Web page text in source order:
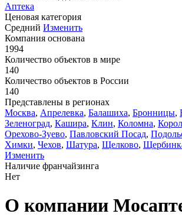
Аптека
Ценовая категория
Средний Изменить
Компания основана
1994
Количество объектов в мире
140
Количество объектов в России
140
Представлены в регионах
Москва, Апрелевка, Балашиха, Бронницы,
Зеленоград, Кашира, Клин, Коломна,
Орехово-Зуево, Павловский Посад,
Химки, Чехов, Шатура, Щелково,
Изменить
Наличие франчайзинга
Нет
О компании